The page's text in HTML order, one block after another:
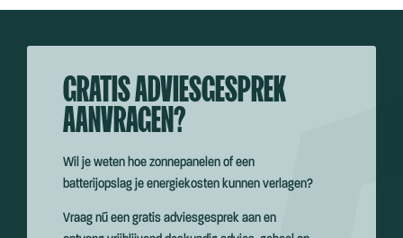
GRATIS ADVIESGESPREK
AANVRAGEN?
Wil je weten hoe zonnepanelen of een
batterijopslag je energiekosten kunnen verlagen?
Vraag nú een gratis adviesgesprek aan en